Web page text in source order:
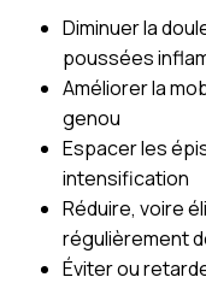
Diminuer la
poussées
Améliorer la
genou
Espacer les
intensification
Réduire, voire
régulièrement
Éviter ou